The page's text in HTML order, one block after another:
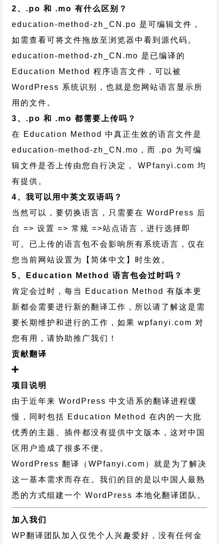
2、.po 和 .mo 有什么区别？
education-method-zh_CN.po 是可编辑文件，
如需查看可将文件拖放至浏览器中看到源代码。
education-method-zh_CN.mo 是已编译的
Education Method 程序语言文件，可以被
WordPress 系统识别，也就是您网站语言显示所
用的文件。
3、.po 和 .mo 都需要上传吗？
在 Education Method 中真正生效的语言文件是
education-method-zh_CN.mo，而 .po 为可编
辑文件是否上传由您自行决定， WPfanyi.com 均
有提供。
4、我可以用中英文双语吗？
当然可以，要切换语言，只需要在 WordPress 后
台 => 设置 => 常规 =>站点语言，进行选择即
可。已上传的语言包不会影响所有系统语言，仅在
您当前网站设置为【简体中文】时生效。
5、Education Method 语言包会过时吗？
肯定会过时，每当 Education Method 有版本更
新都会需要进行新的翻译工作，所以请了解这是需
要长期维护和进行的工作，如果 wpfanyi.com 对
您有用，请协助推广我们！
贡献翻译
项目说明
由于近年来 WordPress 中文语系的翻译进程缓
慢，同时包括 Education Method 在内的一大批
优秀的主题、插件都没有提供中文版本，这对中国
区用户造成了很多不便。
WordPress 翻译（WPfanyi.com） 就是为了解决
这一基本需求而存在。我们的目的是以中国人最熟
悉的方式组建一个 WordPress 本地化翻译团队。
加入我们
WP翻译团队加入仅凭个人兴趣爱好，没有任何金